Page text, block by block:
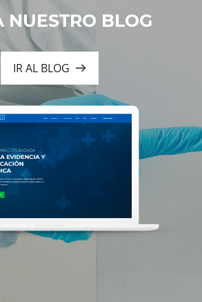
NUESTRO BLOG
IR AL BLOG